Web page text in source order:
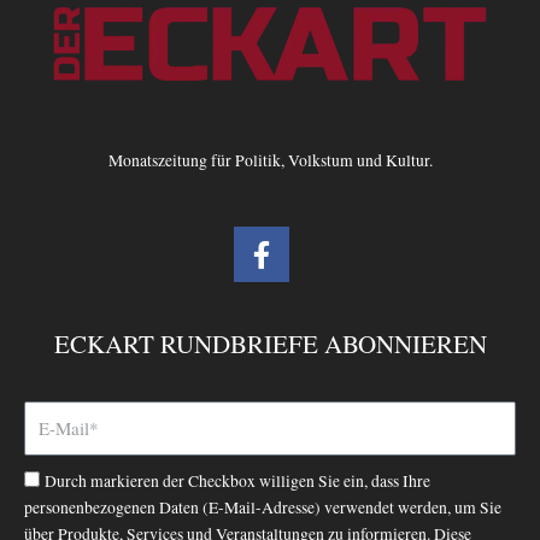
Monatszeitung für Politik, Volkstum und Kultur.
F
a
b
o
-
f
ECKART RUNDBRIEFE ABONNIEREN
Durch markieren der Checkbox willigen Sie ein, dass Ihre
personenbezogenen Daten (E-Mail-Adresse) verwendet werden, um Sie
über Produkte, Services und Veranstaltungen zu informieren. Diese